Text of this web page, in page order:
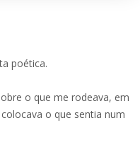
poética.
o que me rodeava, em
o que sentia num